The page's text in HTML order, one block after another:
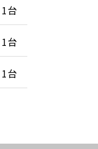
1台
1台
1台